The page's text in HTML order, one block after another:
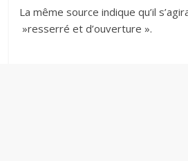
‎La même source indique qu’il
»resserré et d’ouverture ».